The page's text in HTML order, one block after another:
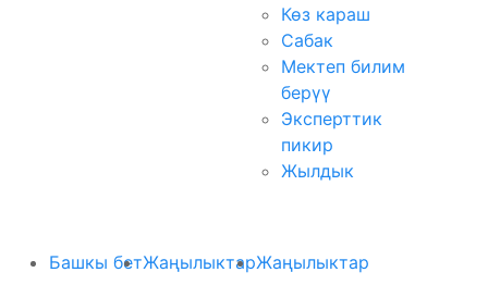
Көз караш
Сабак
Мектеп билим
берүү
Эксперттик
пикир
Жылдык
Башкы бетЖаңылыктарЖаңылыктар